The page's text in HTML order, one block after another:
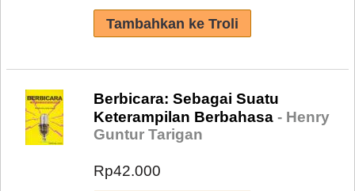
Berbicara: Sebagai Suatu
Keterampilan Berbahasa - Henry
Guntur Tarigan
Rp42.000